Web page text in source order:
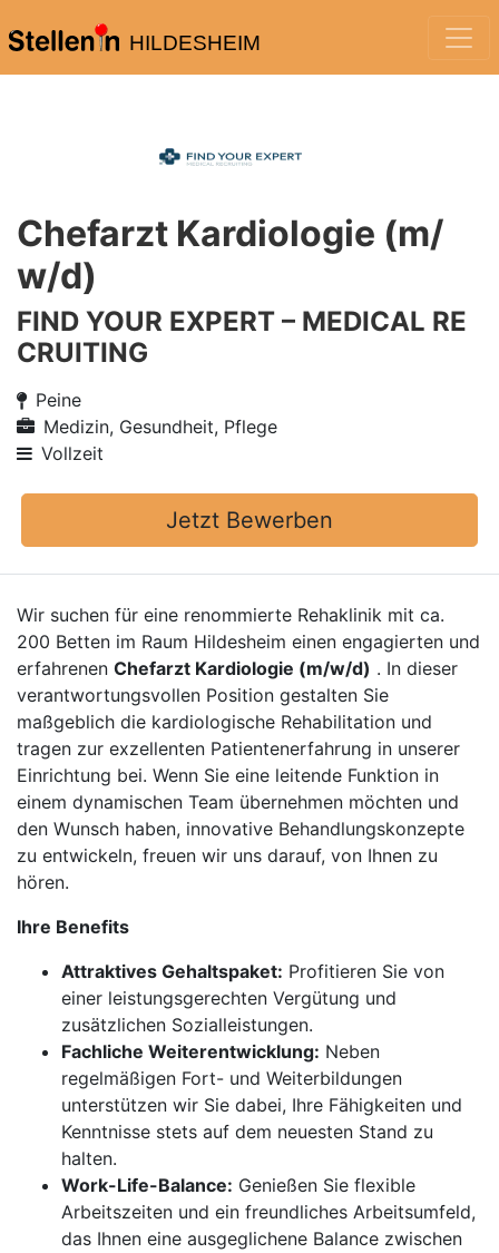
HILDESHEIM
Chefarzt Kardiologie (m/
w/d)
FIND YOUR EXPERT – MEDICAL RE
CRUITING
Peine
Medizin, Gesundheit, Pflege
Vollzeit
Jetzt Bewerben
Wir suchen für eine renommierte Rehaklinik mit ca.
200 Betten im Raum Hildesheim einen engagierten und
erfahrenen Chefarzt Kardiologie (m/w/d) . In dieser
verantwortungsvollen Position gestalten Sie
maßgeblich die kardiologische Rehabilitation und
tragen zur exzellenten Patientenerfahrung in unserer
Einrichtung bei. Wenn Sie eine leitende Funktion in
einem dynamischen Team übernehmen möchten und
den Wunsch haben, innovative Behandlungskonzepte
zu entwickeln, freuen wir uns darauf, von Ihnen zu
hören.
Ihre Benefits
Attraktives Gehaltspaket: Profitieren Sie von
einer leistungsgerechten Vergütung und
zusätzlichen Sozialleistungen.
Fachliche Weiterentwicklung: Neben
regelmäßigen Fort- und Weiterbildungen
unterstützen wir Sie dabei, Ihre Fähigkeiten und
Kenntnisse stets auf dem neuesten Stand zu
halten.
Work-Life-Balance: Genießen Sie flexible
Arbeitszeiten und ein freundliches Arbeitsumfeld,
das Ihnen eine ausgeglichene Balance zwischen